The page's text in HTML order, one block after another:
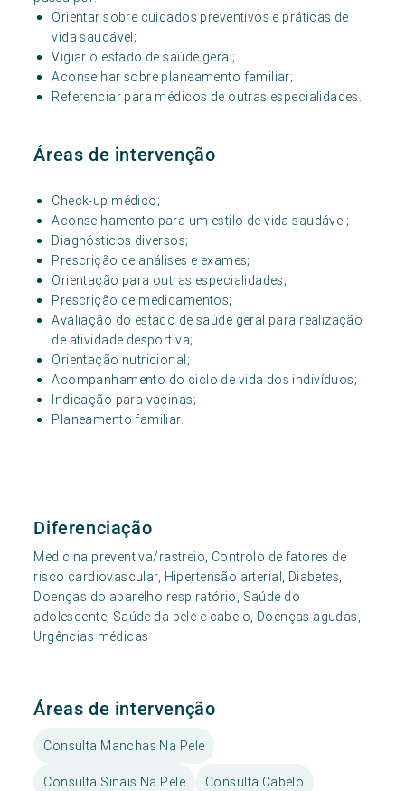
Orientar sobre cuidados preventivos e práticas de
vida saudável;
Vigiar o estado de saúde geral;
Aconselhar sobre planeamento familiar;
Referenciar para médicos de outras especialidades.
Áreas de intervenção
Check-up médico;
Aconselhamento para um estilo de vida saudável;
Diagnósticos diversos;
Prescrição de análises e exames;
Orientação para outras especialidades;
Prescrição de medicamentos;
Avaliação do estado de saúde geral para realização
de atividade desportiva;
Orientação nutricional;
Acompanhamento do ciclo de vida dos indivíduos;
Indicação para vacinas;
Planeamento familiar.
Diferenciação
Medicina preventiva/rastreio, Controlo de fatores de
risco cardiovascular, Hipertensão arterial, Diabetes,
Doenças do aparelho respiratório, Saúde do
adolescente, Saúde da pele e cabelo, Doenças agudas,
Urgências médicas
Áreas de intervenção
Consulta Manchas Na Pele
Consulta Sinais Na Pele Consulta Cabelo